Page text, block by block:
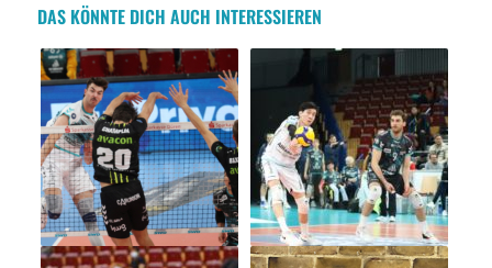
DAS KÖNNTE DICH AUCH INTERESSIEREN